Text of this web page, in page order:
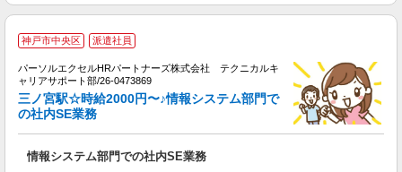
神戸市中央区 派遣社員
パーソルエクセルHRパートナーズ株式会社 テクニカルキ
ャリアサポート部/26-0473869
三ノ宮駅☆時給2000円〜♪情報システム部門で
の社内SE業務
情報システム部門での社内SE業務